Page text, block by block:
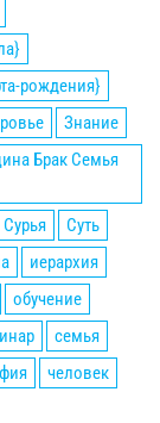
рождения}
Знание
Брак Семья
Сурья
Суть
иерархия
обучение
семья
человек